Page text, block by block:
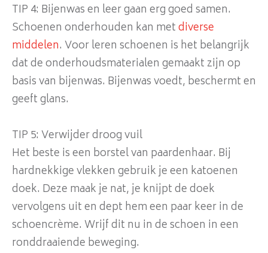
TIP 4: Bijenwas en leer gaan erg goed samen.
Schoenen onderhouden kan metdiverse
middelen. Voor leren schoenen is het belangrijk
dat de onderhoudsmaterialen gemaakt zijn op
basis van bijenwas. Bijenwas voedt, beschermt en
geeft glans.
TIP 5: Verwijder droog vuil
Het beste is een borstel van paardenhaar. Bij
hardnekkige vlekken gebruik je een katoenen
doek. Deze maak je nat, je knijpt de doek
vervolgens uit en dept hem een paar keer in de
schoencrème. Wrijf dit nu in de schoen in een
ronddraaiende beweging.